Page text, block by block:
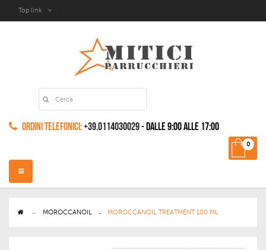
Top link
Ordini Telefonici:+39.0114030029- dalle 9:00 alle 17:00
0
Navigazione
Toggle
> MOROCCANOIL > MOROCCANOIL TREATMENT 100 ML